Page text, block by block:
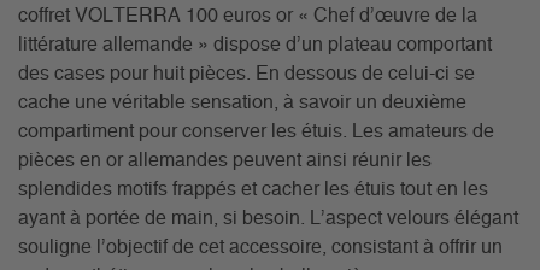
coffret VOLTERRA 100 euros or « Chef d’œuvre de la
littérature allemande » dispose d’un plateau comportant
des cases pour huit pièces. En dessous de celui-ci se
cache une véritable sensation, à savoir un deuxième
compartiment pour conserver les étuis. Les amateurs de
pièces en or allemandes peuvent ainsi réunir les
splendides motifs frappés et cacher les étuis tout en les
ayant à portée de main, si besoin. L’aspect velours élégant
souligne l’objectif de cet accessoire, consistant à offrir un